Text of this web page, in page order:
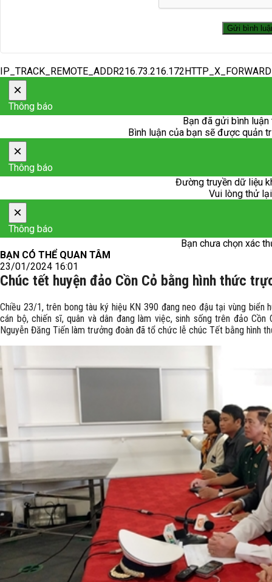
×
Thông báo
Bạn đã gửi bình luận
Bình luận của bạn sẽ được quản
×
Thông báo
Đường truyền dữ liệu
Vui lòng thử
×
Thông báo
Bạn chưa chọn xác
BẠN CÓ THỂ QUAN TÂM
23/01/2024 16:01
Chúc tết huyện đảo Cồn Cỏ bằng hình thức
Chiều 23/1, trên bong tàu ký hiệu KN 390 đang neo đậu tại vùng
cán bộ, chiến sĩ, quân và dân đang làm việc, sinh sống trên đảo
Nguyễn Đăng Tiến làm trưởng đoàn đã tổ chức lễ chúc Tết bằng hình